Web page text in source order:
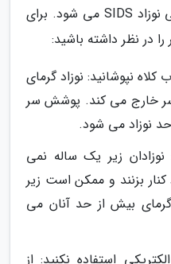
موجب خطر سندرم مرگ ناگهانی نوزاد SIDS می شود. برای
را در نظر داشته باشید:
نپوشانید: نوزاد گرمای
خارج می کند. پوشش سر
نوزاد می شود.
نوزادان زیر یک ساله نمی
کنار بزنند و ممکن است زیر
بیش از حد آنان می
استفاده نکنید: از